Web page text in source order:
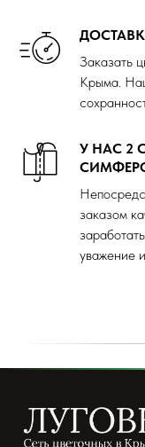
Заказать
Крыма.
У НАС 2
заказом
уважение